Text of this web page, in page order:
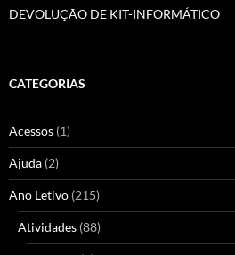
DEVOLUÇÃO DE KIT-INFORMÁTICO
CATEGORIAS
Acessos (1)
Ajuda (2)
Ano Letivo (215)
Atividades (88)